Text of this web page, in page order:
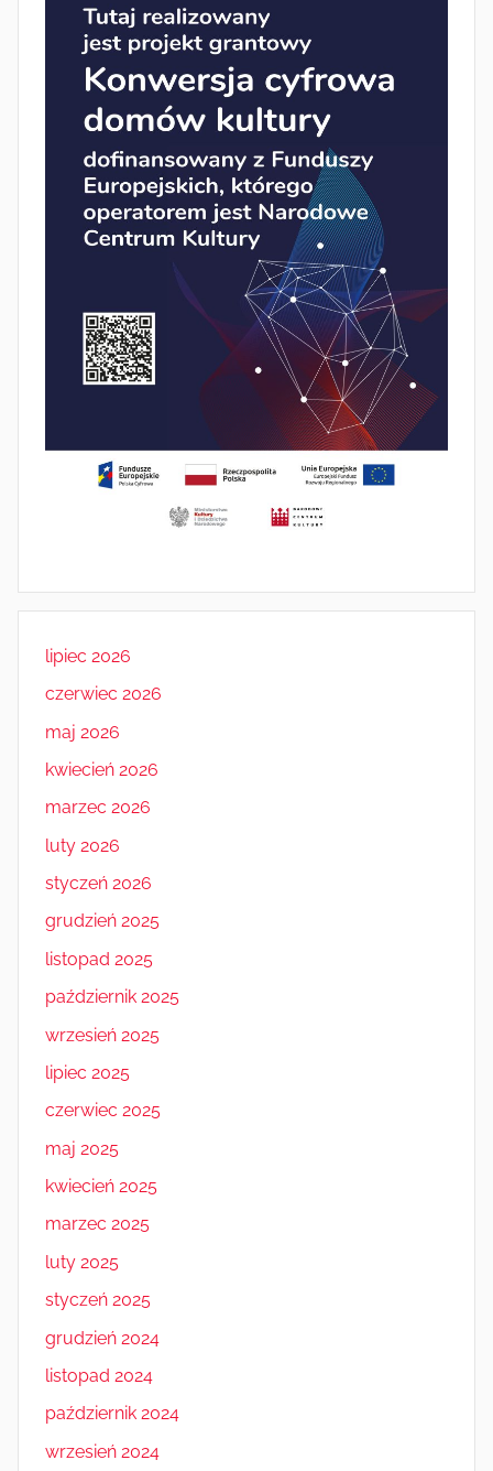
lipiec 2026
czerwiec 2026
maj 2026
kwiecień 2026
marzec 2026
luty 2026
styczeń 2026
grudzień 2025
listopad 2025
październik 2025
wrzesień 2025
lipiec 2025
czerwiec 2025
maj 2025
kwiecień 2025
marzec 2025
luty 2025
styczeń 2025
grudzień 2024
listopad 2024
październik 2024
wrzesień 2024